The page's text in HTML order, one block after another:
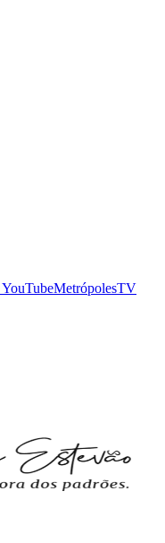
YouTubeMetrópolesTV